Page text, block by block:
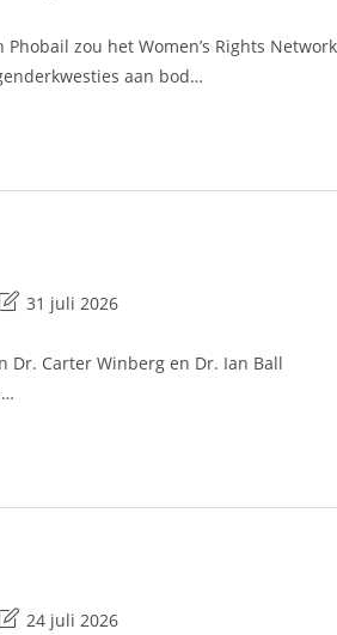
zou het Women’s Rights Network
aan bod…
31 juli 2026
Dr. Carter Winberg en Dr. Ian Ball
24 juli 2026